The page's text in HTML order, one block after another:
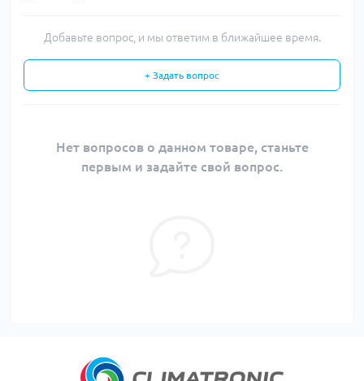
Добавьте вопрос, и мы ответим в ближайшее время.
+ Задать вопрос
Нет вопросов о данном товаре, станьте
первым и задайте свой вопрос.